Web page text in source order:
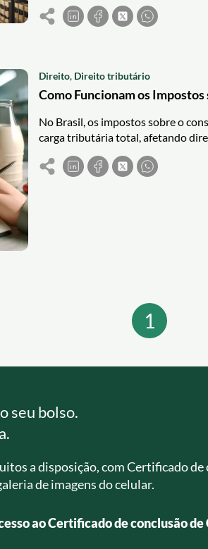
Direito, Direito tributário
Como Funcionam os
No Brasil, os impostos sobre o
carga tributária total, afetando
como um todo. Entender como
desde o cidadão comum até o
1
seu bolso.
a disposição, com Certificado de
de imagens do celular.
ao Certificado de conclusão de